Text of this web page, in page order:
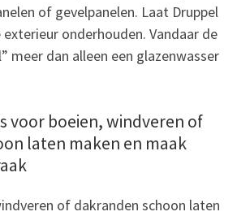
of gevelpanelen. Laat Druppel
onderhouden. Vandaar de
meer dan alleen een glazenwasser
voor boeien, windveren of
laten maken en maak
of dakranden schoon laten